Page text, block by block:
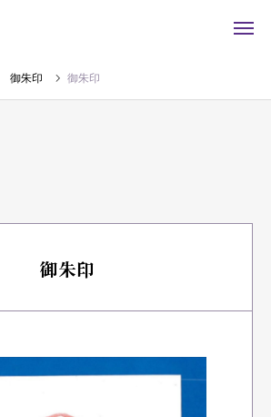
御朱印 御朱印
御朱印